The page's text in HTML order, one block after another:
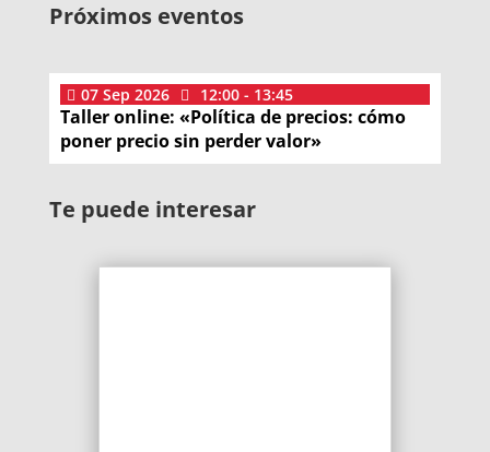
Próximos eventos
07 Sep 2026 12:00 - 13:45
Taller online: «Política de precios: cómo
poner precio sin perder valor»
Te puede interesar